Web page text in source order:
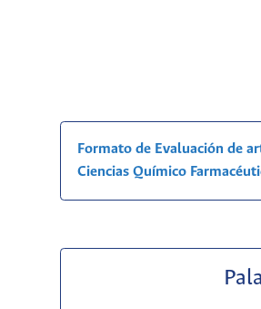
Formato de Evaluación de
Ciencias Químico